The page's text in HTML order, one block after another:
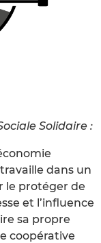
Solidaire :
dans un
le protéger de
et l’influence
sa propre
coopérative